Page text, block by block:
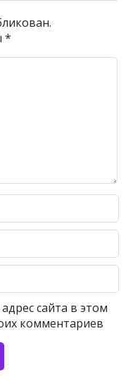
*
сайта в этом
комментариев